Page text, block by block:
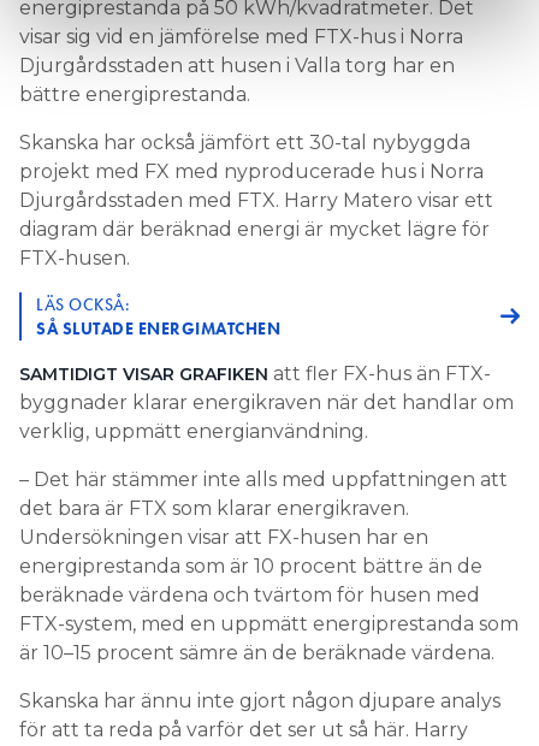
energiprestanda på 50 kWh/kvadratmeter. Det
visar sig vid en jämförelse med FTX-hus i Norra
Djurgårdsstaden att husen i Valla torg har en
bättre energiprestanda.
Skanska har också jämfört ett 30-tal nybyggda
projekt med FX med nyproducerade hus i Norra
Djurgårdsstaden med FTX. Harry Matero visar ett
diagram där beräknad energi är mycket lägre för
FTX-husen.
LÄS OCKSÅ:
SÅ SLUTADE ENERGIMATCHEN
SAMTIDIGT VISAR GRAFIKEN att fler FX-hus än FTX-
byggnader klarar energikraven när det handlar om
verklig, uppmätt energianvändning.
– Det här stämmer inte alls med uppfattningen att
det bara är FTX som klarar energikraven.
Undersökningen visar att FX-husen har en
energiprestanda som är 10 procent bättre än de
beräknade värdena och tvärtom för husen med
FTX-system, med en uppmätt energiprestanda som
är 10–15 procent sämre än de beräknade värdena.
Skanska har ännu inte gjort någon djupare analys
för att ta reda på varför det ser ut så här. Harry